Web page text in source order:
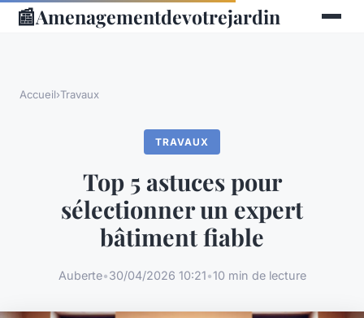
📰Amenagementdevotrejardin
Accueil›Travaux
TRAVAUX
Top 5 astuces pour
sélectionner un expert
bâtiment fiable
Auberte•30/04/2026 10:21•10 min de lecture